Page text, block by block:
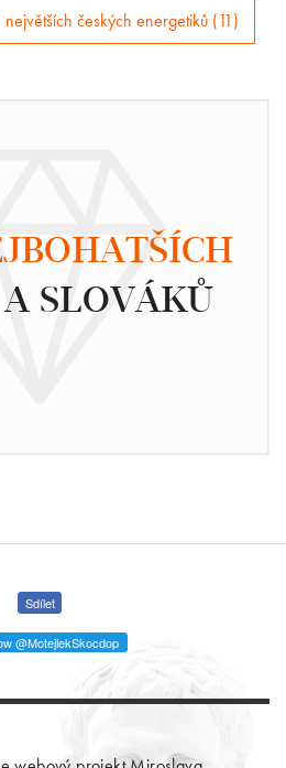
největších českých energetiků (11)
SLOVÁKŮ
Sdílet
@MotejlekSkocdop